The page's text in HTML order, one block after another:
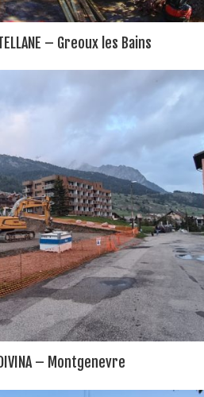
– Greoux les Bains
DIVINA – Montgenevre